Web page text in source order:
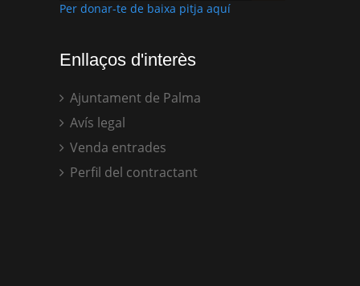
Per donar-te de baixa pitja aquí
Enllaços d'interès
Ajuntament de Palma
Avís legal
Venda entrades
Perfil del contractant